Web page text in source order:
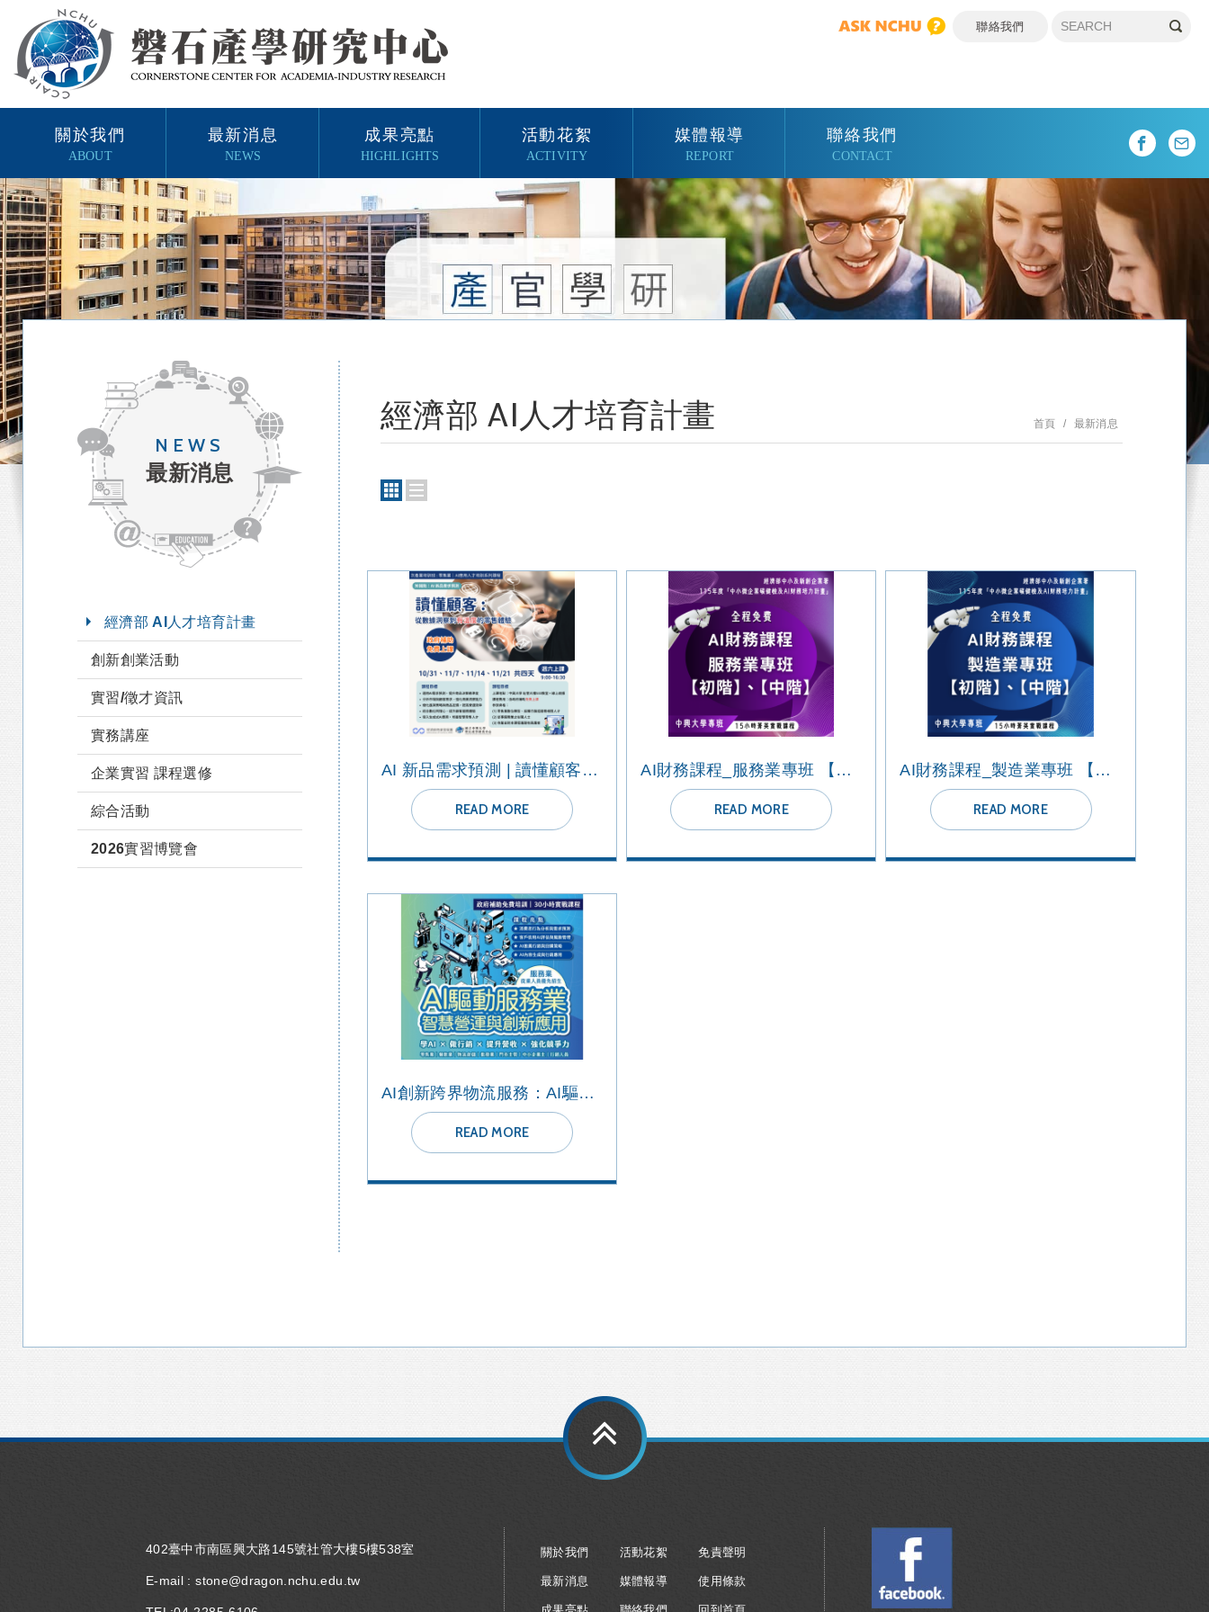
聯絡我們
關於我們
ABOUT
最新消息
NEWS
成果亮點
HIGHLIGHTS
活動花絮
ACTIVITY
媒體報導
REPORT
聯絡我們
CONTACT
NEWS
最新消息
經濟部 AI人才培育計畫
創新創業活動
實習/徵才資訊
實務講座
企業實習 課程選修
綜合活動
2026實習博覽會
經濟部 AI人才培育計畫 首頁 最新消息
AI 新品需求預測 | 讀懂顧客：從數據洞察到有溫度的零售體驗
READ MORE
AI財務課程_服務業專班 【初階】、【中階】
READ MORE
AI財務課程_製造業專班 【初階】、【中階】
READ MORE
AI創新跨界物流服務：AI驅動服務業智慧營運與創新應用
READ MORE
402臺中市南區興大路145號社管大樓5樓538室
E-mail :stone@dragon.nchu.edu.tw
關於我們
最新消息
活動花絮
媒體報導
免責聲明
使用條款